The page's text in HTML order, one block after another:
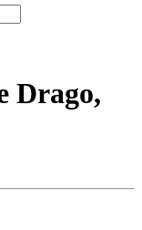
Drago,